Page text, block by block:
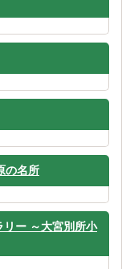
の名所
リー ～大宮別所小